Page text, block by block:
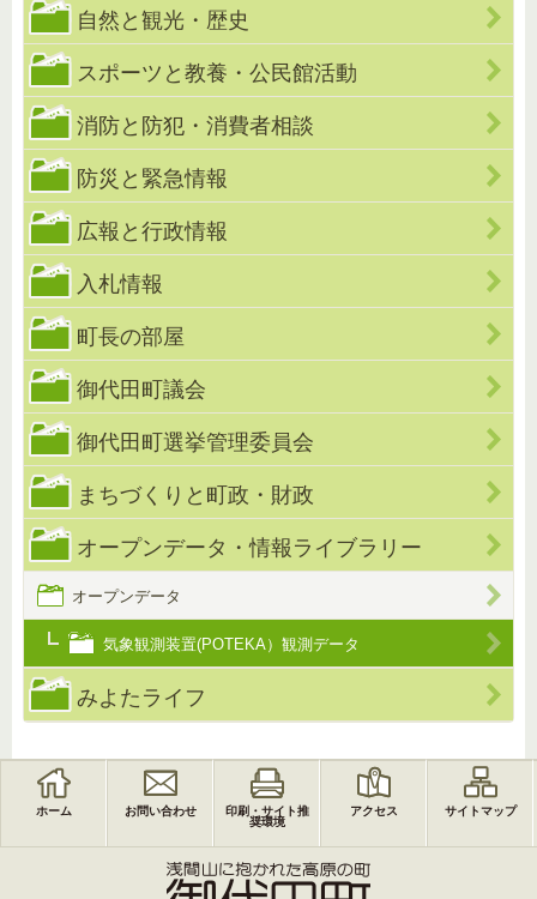
自然と観光・歴史
スポーツと教養・公民館活動
消防と防犯・消費者相談
防災と緊急情報
広報と行政情報
入札情報
町長の部屋
御代田町議会
御代田町選挙管理委員会
まちづくりと町政・財政
オープンデータ・情報ライブラリー
オープンデータ
気象観測装置(POTEKA）観測データ
みよたライフ
ホーム お問い合わせ
印刷・サイト推
奨環境
アクセス サイトマップ